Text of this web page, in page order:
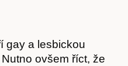
gay a lesbickou
ovšem říct, že